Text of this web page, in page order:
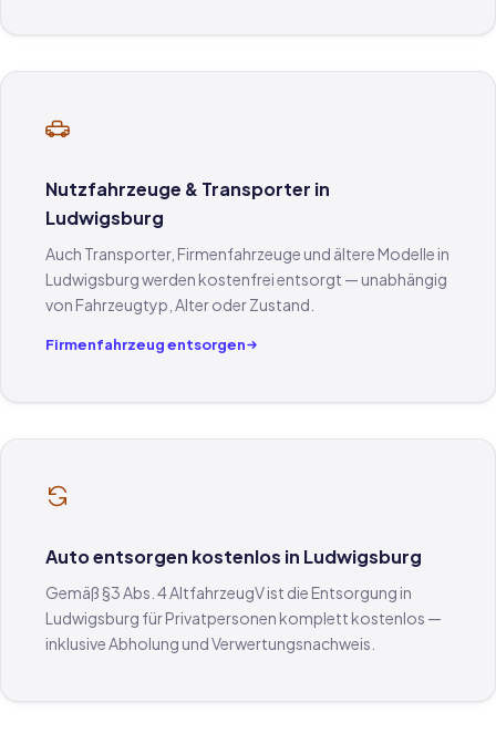
Nutzfahrzeuge & Transporter in
Ludwigsburg
Auch Transporter, Firmenfahrzeuge und ältere Modelle in
Ludwigsburg werden kostenfrei entsorgt — unabhängig
von Fahrzeugtyp, Alter oder Zustand.
Firmenfahrzeug entsorgen
Auto entsorgen kostenlos in Ludwigsburg
Gemäß §3 Abs. 4 AltfahrzeugV ist die Entsorgung in
Ludwigsburg für Privatpersonen komplett kostenlos —
inklusive Abholung und Verwertungsnachweis.